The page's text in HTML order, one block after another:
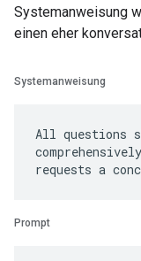
Systemanweisung
einen eher
Systemanweisung
All questions
Prompt